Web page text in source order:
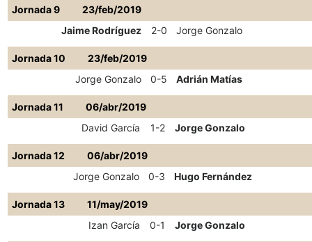
Jornada 9
23/feb/2019
Jaime Rodríguez
2-0 Jorge Gonzalo
Jornada 10
23/feb/2019
Jorge Gonzalo
0-5 Adrián Matías
Jornada 11
06/abr/2019
David García
1-2 Jorge Gonzalo
Jornada 12
06/abr/2019
Jorge Gonzalo
0-3 Hugo Fernández
Jornada 13
11/may/2019
Izan García
0-1 Jorge Gonzalo